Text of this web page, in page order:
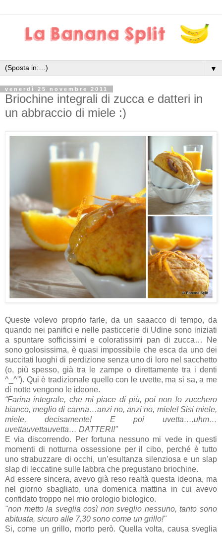
▼
venerdì 25 novembre 2011
Briochine integrali di zucca e datteri in
un abbraccio di miele :)
Queste volevo proprio farle, da un saaacco di tempo, da
quando nei panifici e nelle pasticcerie di Udine sono iniziati
a spuntare sofficissimi e coloratissimi pan di zucca… Ne
sono golosissima, è quasi impossibile che esca da uno dei
succitati luoghi di perdizione senza uno di loro nel sacchetto
(o, più spesso, già tra le zampe o direttamente tra i denti
^_^”). Qui è tradizionale quello con le uvette, ma si sa, a me
di notte vengono le ideone.
“Farina integrale, che mi piace di più, poi non lo zucchero
bianco, meglio di canna…anzi no, anzi no, miele! Sisi miele,
miele, decisamente! E poi uvetta….uhm…
uvettauvettauvetta… DATTERI!"
E via discorrendo. Per fortuna nessuno mi vede in questi
momenti di notturna ossessione per il cibo, perché è tutto
uno strabuzzare di occhi, un’esultanza silenziosa e un slap
slap di leccatine sulle labbra che pregustano briochine.
Ad essere sincera, avevo già reso realtà questa ideona, ma
nel giorno sbagliato, una domenica mattina in cui avevo
confidato troppo nel mio orologio biologico.
"non metto la sveglia così non sveglio nessuno, tanto sono
abituata, sicuro alle 7,30 sono come un grillo!"
Si, come un grillo, morto però. Quella volta, causa sveglia